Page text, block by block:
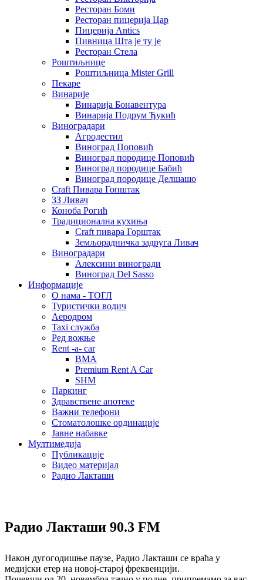
Ресторан Боми
Ресторан пицерија Цар
Пицерија Аntics
Пивница Шта је ту је
Ресторан Стела
Роштиљнице
Роштиљница Mister Grill
Пекаре
Винарије
Винарија Бонавентура
Винарија Подрум Ђукић
Виноградари
Агродестил
Виноград Поповић
Виноград породице Поповић
Виноград породице Бабић
Виноград породице Делшашо
Craft Пивара Гопштак
ЗЗ Ливач
Коноба Рогић
Традиционална кухиња
Craft пивара Горштак
Земљорадничка задруга Ливач
Виноградари
Алексини виногради
Виноград Del Sasso
Информације
О нама - ТОГЛ
Туристички водич
Аеродром
Taxi служба
Ред вожње
Rent -a- car
BMA
Premium Rent A Car
SHM
Паркинг
Здравствене апотеке
Важни телефони
Стоматолошке ординације
Јавне набавке
Мултимедија
Публикације
Видео материјал
Радио Лакташи
Радио Лакташи 90.3 FM
Након дугогодишње паузе, Радио Лакташи се враћа у
медијски етер на новој-старој фреквенцији.